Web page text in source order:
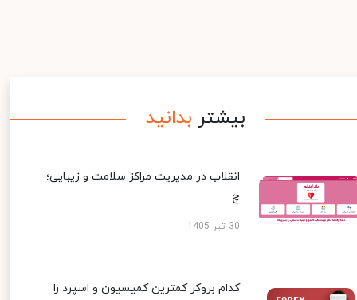
بیشتر بدانید
انقلاب در مدیریت مراکز سلامت و زیبایی؛
چ...
30 تیر 1405
کدام بروکر کمترین کمیسیون و اسپرد را